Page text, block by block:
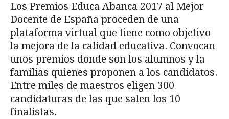
Los Premios Educa Abanca 2017 al Mejor
Docente de España proceden de una
plataforma virtual que tiene como objetivo
la mejora de la calidad educativa. Convocan
unos premios donde son los alumnos y la
familias quienes proponen a los candidatos.
Entre miles de maestros eligen 300
candidaturas de las que salen los 10
finalistas.